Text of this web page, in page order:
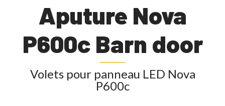
Aputure Nova
P600c Barn door
Volets pour panneau LED Nova
P600c